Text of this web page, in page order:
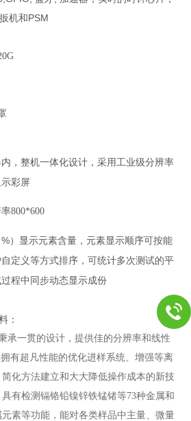
机和PSM
， 整机一体化设计， 采用 工业级分辨率
彩屏
800*600
%）显示元素含量，元素显示顺序可按能
定义等方式排序， 可统计多次测试的平
程中同步动态显示成份
：
承一贯的设计，提供佳的分辨率和线性
拥有超凡性能的优化进样系统、增强等离
化方法建立和大大降低操作成本的新技
有检测镉铬铅镍锌铁锰锗等73种金属和
素等功能，能对各类样品中主量、微量